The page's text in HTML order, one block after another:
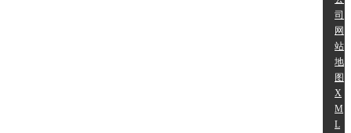
司
网
站
地
图
X
M
L